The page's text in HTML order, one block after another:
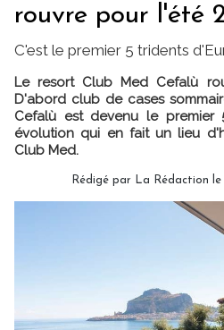
rouvre pour l'été
C'est le premier 5 tridents
Le resort Club Med Cefalù
D'abord club de cases
Cefalù est devenu le premier
évolution qui en fait un lieu
Club Med.
Rédigé par La Rédaction